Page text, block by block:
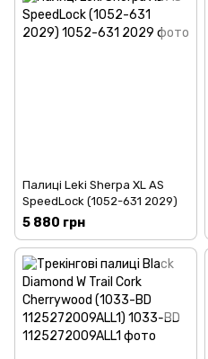
Палиці Leki Sherpa XL AS
SpeedLock (1052-631 2029)
5 880 грн